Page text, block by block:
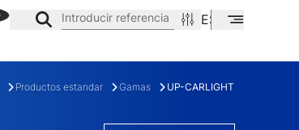
ES EN
Introducir referencia
Productos estandar Gamas UP-CARLIGHT